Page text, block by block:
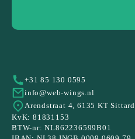
+31 85 130 0595
info@web-wings.nl
Arendstraat 4, 6135 KT Sittard
KvK: 81831153
BTW-nr: NL862236599B01